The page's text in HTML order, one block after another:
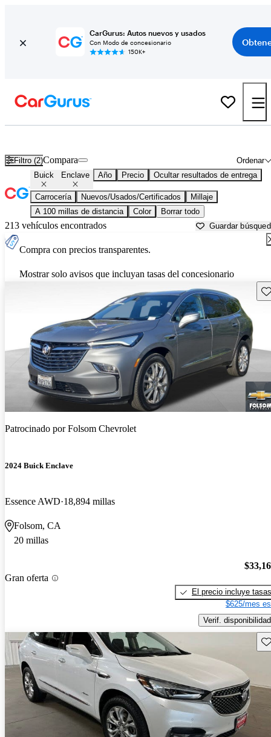
CarGurus: Autos nuevos y usados
Con Modo de concesionario
150K+
Filtro (2) Ordenar
Compara
Buick Enclave Año Precio Ocultar resultados de entrega
Carrocería Nuevos/Usados/Certificados
Millaje
A 100 millas de distancia
Color Borrar todo
213 vehículos encontrados Guardar
Compra con precios transparentes.
Mostrar solo avisos que incluyan tasas del concesionario
Patrocinado porFolsom Chevrolet
2024 Buick Enclave
Essence AWD 18,894 millas
Folsom, CA
20 millas
Gran oferta
El precio incluye tasas
$625/mes
Verif. disponibilidad